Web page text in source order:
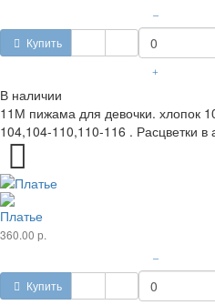
Купить
–
+
В наличии
11М пижама для девочки. хлопок
104,104-110,110-116 . Расцветки в
Платье
360.00 р.
Купить
–